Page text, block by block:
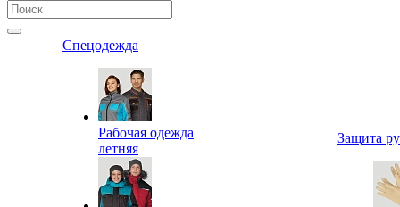
Спецодежда
Рабочая одежда
летняя
Защита